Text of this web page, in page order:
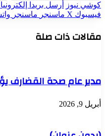
كوشي نيوز أرسل بريدا إلكترونيا
فيسبوك ‫X ماسنجر ماسنجر
مقالات ذات صلة
مدير عام صحة القضارف
أبريل 9, 2026